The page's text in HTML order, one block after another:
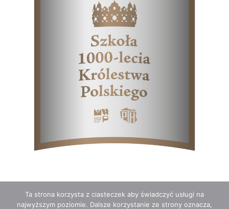
Ta strona korzysta z ciasteczek aby świadczyć usługi na
najwyższym poziomie. Dalsze korzystanie ze strony oznacza,